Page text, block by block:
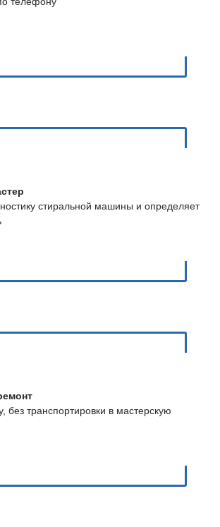
стиральной машины и определяет
без транспортировки в мастерскую